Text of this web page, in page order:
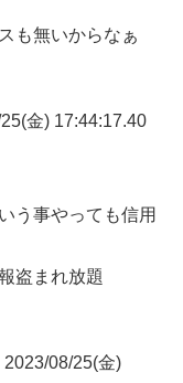
も無いからなぁ
25(金) 17:44:17.40
う事やっても信用
盗まれ放題
2023/08/25(金)